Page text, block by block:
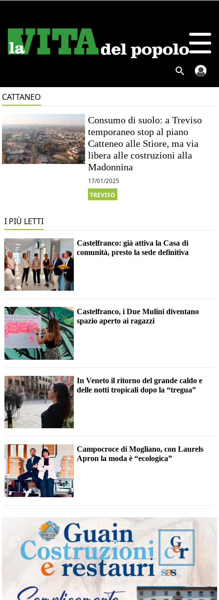
CATTANEO
Consumo di suolo: a Treviso
temporaneo stop al piano
Catteneo alle Stiore, ma via
libera alle costruzioni alla
Madonnina
17/01/2025
TREVISO
I PIÙ LETTI
Castelfranco: già attiva la Casa di
comunità, presto la sede definitiva
Castelfranco, i Due Mulini diventano
spazio aperto ai ragazzi
In Veneto il ritorno del grande caldo e
delle notti tropicali dopo la “tregua”
Campocroce di Mogliano, con Laurels
Apron la moda è “ecologica”